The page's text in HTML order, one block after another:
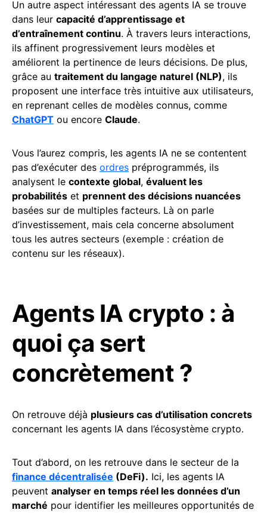
Un autre aspect intéressant des agents IA se trouve
dans leur capacité d’apprentissage et
d’entraînement continu. À travers leurs interactions,
ils affinent progressivement leurs modèles et
améliorent la pertinence de leurs décisions. De plus,
grâce au traitement du langage naturel (NLP), ils
proposent une interface très intuitive aux utilisateurs,
en reprenant celles de modèles connus, comme
ChatGPT ou encore Claude.
Vous l’aurez compris, les agents IA ne se contentent
pas d’exécuter des ordres préprogrammés, ils
analysent le contexte global, évaluent les
probabilités et prennent des décisions nuancées
basées sur de multiples facteurs. Là on parle
d’investissement, mais cela concerne absolument
tous les autres secteurs (exemple : création de
contenu sur les réseaux).
Agents IA crypto : à
quoi ça sert
concrètement ?
On retrouve déjà plusieurs cas d’utilisation concrets
concernant les agents IA dans l’écosystème crypto.
Tout d’abord, on les retrouve dans le secteur de la
finance décentralisée (DeFi). Ici, les agents IA
peuvent analyser en temps réel les données d’un
marché pour identifier les meilleures opportunités de